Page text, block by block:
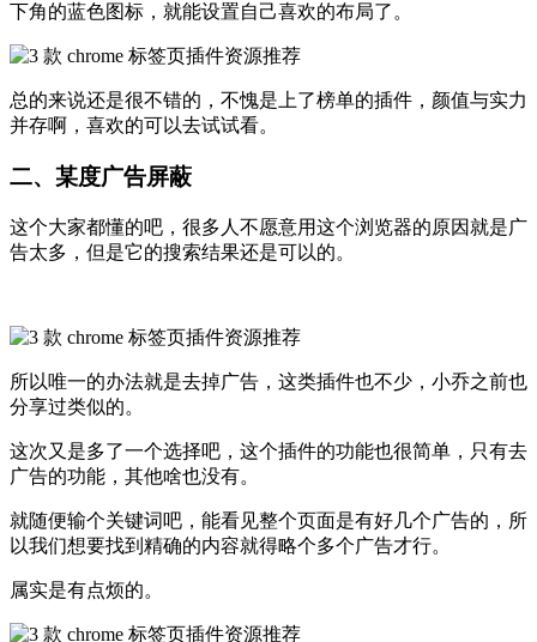
下角的蓝色图标，就能设置自己喜欢的布局了。
总的来说还是很不错的，不愧是上了榜单的插件，颜值与实力
并存啊，喜欢的可以去试试看。
二、某度广告屏蔽
这个大家都懂的吧，很多人不愿意用这个浏览器的原因就是广
告太多，但是它的搜索结果还是可以的。
所以唯一的办法就是去掉广告，这类插件也不少，小乔之前也
分享过类似的。
这次又是多了一个选择吧，这个插件的功能也很简单，只有去
广告的功能，其他啥也没有。
就随便输个关键词吧，能看见整个页面是有好几个广告的，所
以我们想要找到精确的内容就得略个多个广告才行。
属实是有点烦的。